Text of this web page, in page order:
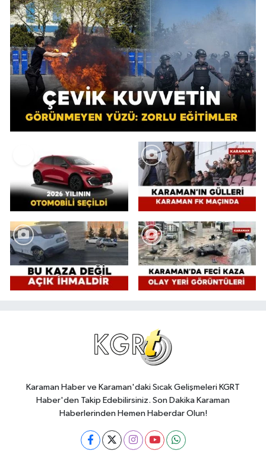
Karaman Haber ve Karaman'daki Sıcak Gelişmeleri KGRT
Haber'den Takip Edebilirsiniz. Son Dakika Karaman
Haberlerinden Hemen Haberdar Olun!